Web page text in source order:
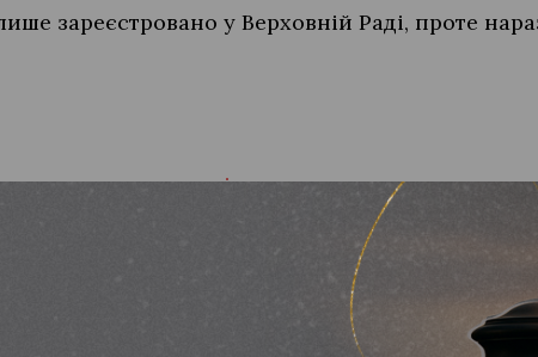
зареєстровано у Верховній Раді, проте
єдину картку для всіх державних виплат
розмір президентських стипендій